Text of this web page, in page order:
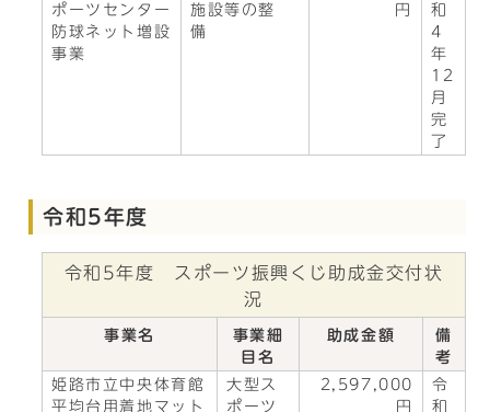
ポーツセンター
防球ネット増設
事業
施設等の整
備
円
和
4
年
12
月
完
了
令和5年度
令和5年度 スポーツ振興くじ助成金交付状
況
事業名
事業細
目名
助成金額
備
考
姫路市立中央体育館
平均台用着地マット
大型ス
ポーツ
2,597,000
円
令
和